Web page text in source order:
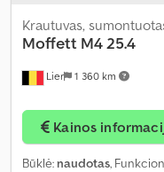
Lier 1 360 km
Krautuvas,
Moffett M4 25.4
Kainos
Būklė: naudotas,